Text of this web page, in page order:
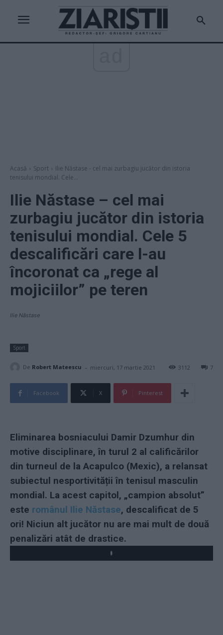
Acasă Sport
Ilie Năstase - cel mai zurbagiu jucător din istoria
tenisului mondial. Cele...
Ilie Năstase – cel mai
zurbagiu jucător din istoria
tenisului mondial. Cele 5
descalificări care l-au
încoronat ca „rege al
mojiciilor” pe teren
Ilie Năstase
Sport
De Robert Mateescu - miercuri, 17 martie 2021 7
3112
Facebook X Pinterest
Eliminarea bosniacului Damir Dzumhur din
motive disciplinare, în turul 2 al calificărilor
din turneul de la Acapulco (Mexic), a relansat
subiectul nesportivității în tenisul masculin
mondial. La acest capitol, „campion absolut”
este românul Ilie Năstase, descalificat de 5
ori! Niciun alt jucător nu are mai mult de două
penalizări atât de drastice.
Play